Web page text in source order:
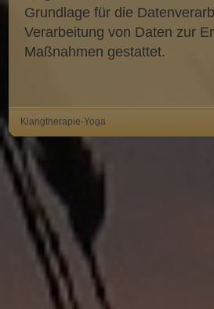
Grundlage für die
Verarbeitung von Daten zur
Maßnahmen gestattet.
Klangtherapie-Yoga